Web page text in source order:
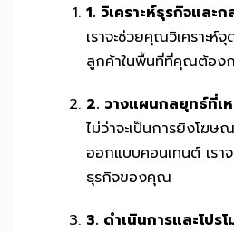
1. วิเคราะห์ธุรกิจและ
เราจะช่วยคุณวิเคราะห์
ลูกค้าในพื้นที่ที่คุณต้องก
2. วางแผนกลยุทธ์ที่เ
ไม่ว่าจะเป็นการยิงโฆษ
ออกแบบคอนเทนต์ เรา
ธุรกิจของคุณ
3. ดำเนินการและโปรโ